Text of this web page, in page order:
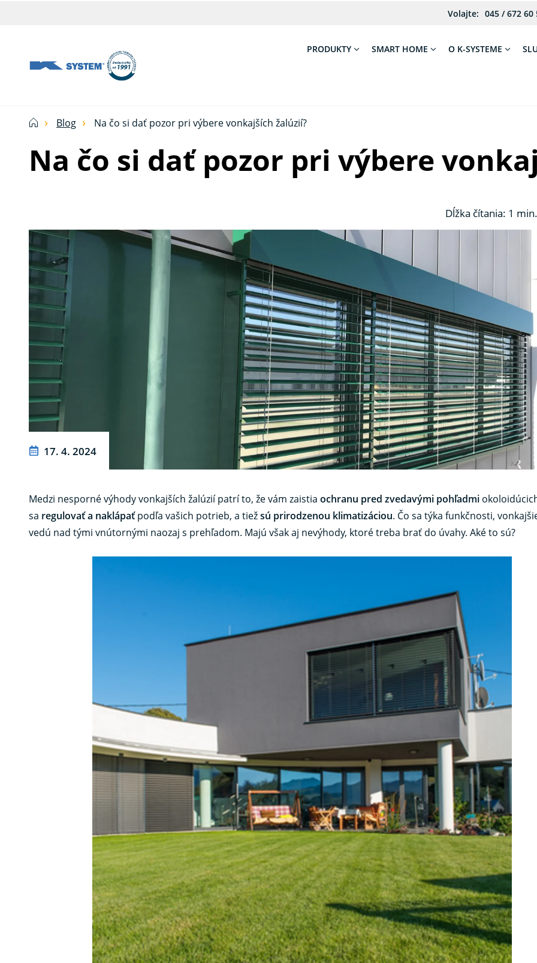
Volajte: 045 / 672 60
technika
domácnosť
Ksystem
PRODUKTY SMART HOME O K-SYSTEME
Blog Na čo si dať pozor pri výbere vonkajších žalúzií?
Na čo si dať pozor pri výbere
Dĺžka čítania: 1
17. 4. 2024
Medzi nesporné výhody vonkajších žalúzií patrí to, že vám zaistia ochranu pred zvedavými pohľadmi
sa regulovať a naklápaťpodľa vašich potrieb, a tiežsú prirodzenou klimatizáciou . Čo sa týka funkčnosti,
vedú nad tými vnútornými naozaj s prehľadom. Majú však aj nevýhody, ktoré treba brať do úvahy. Aké to sú?